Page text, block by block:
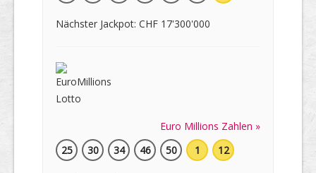
Nächster Jackpot: CHF 17'300'000
Euro Millions Zahlen »
25
30 34 46 50 1 12